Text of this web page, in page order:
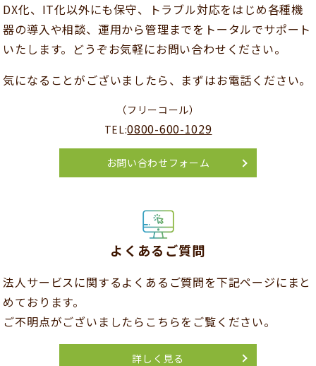
DX化、IT化以外にも保守、トラブル対応をはじめ各種機
器の導入や相談、運用から管理までをトータルでサポート
いたします。どうぞお気軽にお問い合わせください。
気になることがございましたら、まずはお電話ください。
（フリーコール）
TEL:0800-600-1029
お問い合わせフォーム
よくあるご質問
法人サービスに関するよくあるご質問を下記ページにまと
めております。
ご不明点がございましたらこちらをご覧ください。
詳しく見る